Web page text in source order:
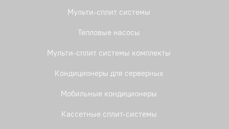
Мульти-сплит системы
Тепловые насосы
Мульти-сплит системы комплекты
Кондиционеры для серверных
Мобильные кондиционеры
Кассетные сплит-системы